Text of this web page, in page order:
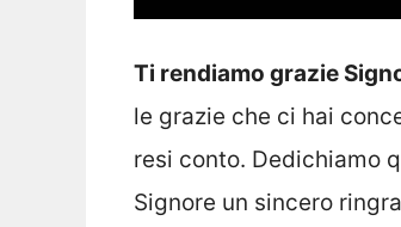
Ti rendiamo grazie
le grazie che ci hai
resi conto. Dedichiamo
Signore un sincero